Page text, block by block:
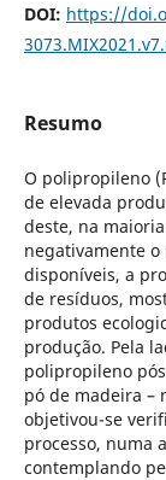
DOI: https://
Resumo
O polipropileno
de elevada
deste, na
negativamente o
disponíveis, a
de resíduos,
produtos
produção. Pela
polipropileno
pó de madeira –
objetivou-se
processo, numa
contemplando